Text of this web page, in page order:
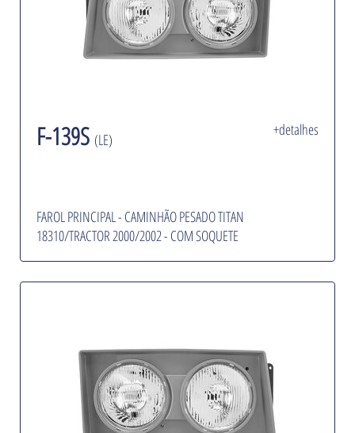
F-139S (LE)
+detalhes
FAROL PRINCIPAL - CAMINHÃO PESADO TITAN
18310/TRACTOR 2000/2002 - COM SOQUETE